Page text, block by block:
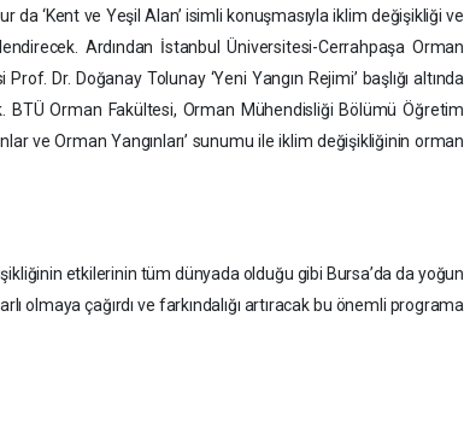
da ‘Kent ve Yeşil Alan’ isimli konuşmasıyla iklim değişikliği ve
Ardından İstanbul Üniversitesi-Cerrahpaşa Orman
Dr. Doğanay Tolunay ‘Yeni Yangın Rejimi’ başlığı altında
BTÜ Orman Fakültesi, Orman Mühendisliği Bölümü Öğretim
ve Orman Yangınları’ sunumu ile iklim değişikliğinin orman
etkilerinin tüm dünyada olduğu gibi Bursa’da da yoğun
olmaya çağırdı ve farkındalığı artıracak bu önemli programa